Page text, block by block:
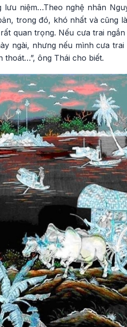
niệm…Theo nghệ nhân
trong đó, khó nhất và cũng
quan trọng. Nếu cưa trai
ngài, nhưng nếu mình cưa
thoát…”, ông Thái cho biết.